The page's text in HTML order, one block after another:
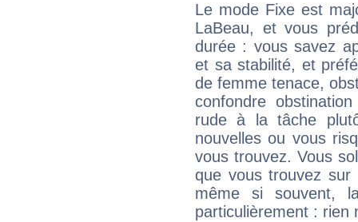
Le mode Fixe est
LaBeau, et vous
durée : vous savez
et sa stabilité, et
de femme tenace,
confondre
rude à la tâche
nouvelles ou vous
vous trouvez. Vous
que vous trouvez
même si souvent,
particulièrement : rien